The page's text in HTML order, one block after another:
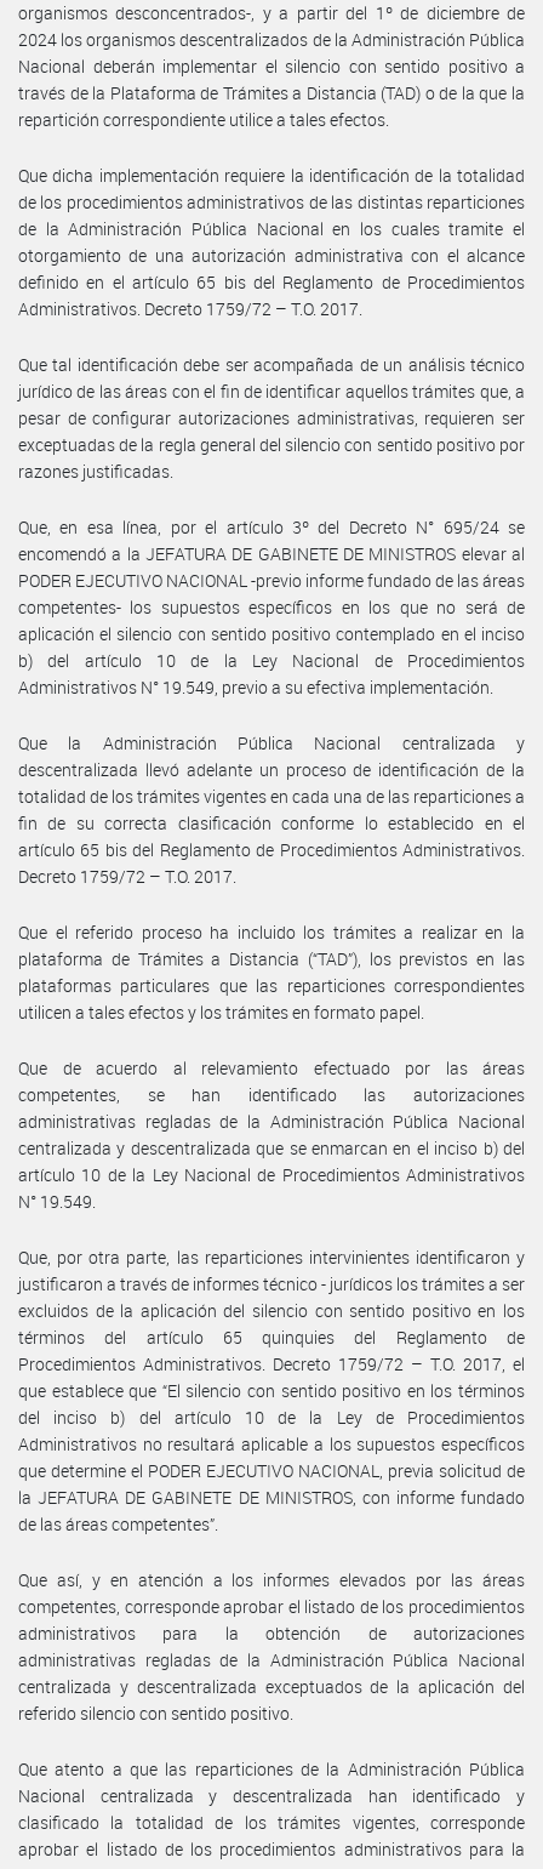
organismos desconcentrados-, y a partir del 1º de diciembre de
2024 los organismos descentralizados de la Administración Pública
Nacional deberán implementar el silencio con sentido positivo a
través de la Plataforma de Trámites a Distancia (TAD) o de la que la
repartición correspondiente utilice a tales efectos.
Que dicha implementación requiere la identificación de la totalidad
de los procedimientos administrativos de las distintas reparticiones
de la Administración Pública Nacional en los cuales tramite el
otorgamiento de una autorización administrativa con el alcance
definido en el artículo 65 bis del Reglamento de Procedimientos
Administrativos. Decreto 1759/72 – T.O. 2017.
Que tal identificación debe ser acompañada de un análisis técnico
jurídico de las áreas con el fin de identificar aquellos trámites que, a
pesar de configurar autorizaciones administrativas, requieren ser
exceptuadas de la regla general del silencio con sentido positivo por
razones justificadas.
Que, en esa línea, por el artículo 3º del Decreto N° 695/24 se
encomendó a la JEFATURA DE GABINETE DE MINISTROS elevar al
PODER EJECUTIVO NACIONAL -previo informe fundado de las áreas
competentes- los supuestos específicos en los que no será de
aplicación el silencio con sentido positivo contemplado en el inciso
b) del artículo 10 de la Ley Nacional de Procedimientos
Administrativos N° 19.549, previo a su efectiva implementación.
Que la Administración Pública Nacional centralizada y
descentralizada llevó adelante un proceso de identificación de la
totalidad de los trámites vigentes en cada una de las reparticiones a
fin de su correcta clasificación conforme lo establecido en el
artículo 65 bis del Reglamento de Procedimientos Administrativos.
Decreto 1759/72 – T.O. 2017.
Que el referido proceso ha incluido los trámites a realizar en la
plataforma de Trámites a Distancia (“TAD”), los previstos en las
plataformas particulares que las reparticiones correspondientes
utilicen a tales efectos y los trámites en formato papel.
Que de acuerdo al relevamiento efectuado por las áreas
competentes, se han identificado las autorizaciones
administrativas regladas de la Administración Pública Nacional
centralizada y descentralizada que se enmarcan en el inciso b) del
artículo 10 de la Ley Nacional de Procedimientos Administrativos
N° 19.549.
Que, por otra parte, las reparticiones intervinientes identificaron y
justificaron a través de informes técnico - jurídicos los trámites a ser
excluidos de la aplicación del silencio con sentido positivo en los
términos del artículo 65 quinquies del Reglamento de
Procedimientos Administrativos. Decreto 1759/72 – T.O. 2017, el
que establece que “El silencio con sentido positivo en los términos
del inciso b) del artículo 10 de la Ley de Procedimientos
Administrativos no resultará aplicable a los supuestos específicos
que determine el PODER EJECUTIVO NACIONAL, previa solicitud de
la JEFATURA DE GABINETE DE MINISTROS, con informe fundado
de las áreas competentes”.
Que así, y en atención a los informes elevados por las áreas
competentes, corresponde aprobar el listado de los procedimientos
administrativos para la obtención de autorizaciones
administrativas regladas de la Administración Pública Nacional
centralizada y descentralizada exceptuados de la aplicación del
referido silencio con sentido positivo.
Que atento a que las reparticiones de la Administración Pública
Nacional centralizada y descentralizada han identificado y
clasificado la totalidad de los trámites vigentes, corresponde
aprobar el listado de los procedimientos administrativos para la